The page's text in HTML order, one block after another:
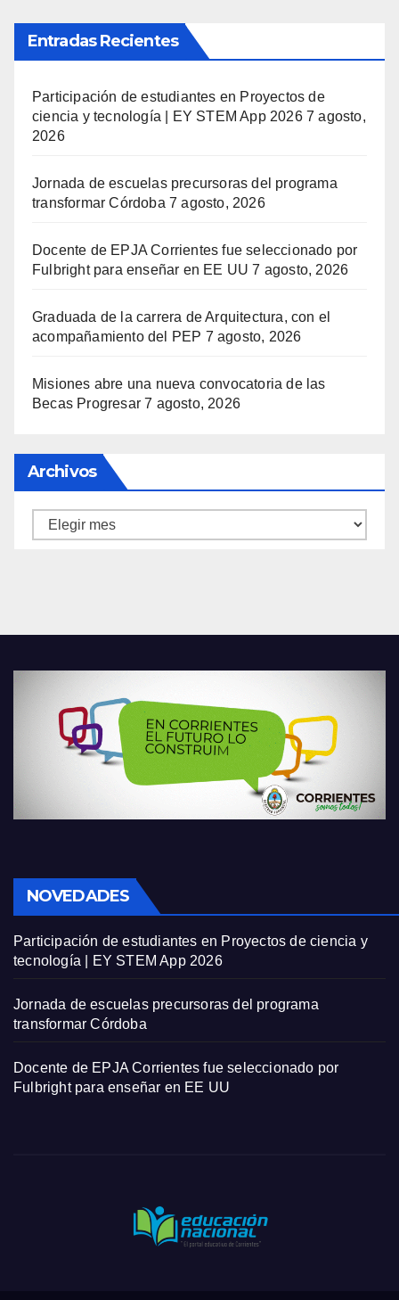
Entradas Recientes
Participación de estudiantes en Proyectos de
ciencia y tecnología | EY STEM App 2026 7 agosto,
2026
Jornada de escuelas precursoras del programa
transformar Córdoba 7 agosto, 2026
Docente de EPJA Corrientes fue seleccionado por
Fulbright para enseñar en EE UU 7 agosto, 2026
Graduada de la carrera de Arquitectura, con el
acompañamiento del PEP 7 agosto, 2026
Misiones abre una nueva convocatoria de las
Becas Progresar 7 agosto, 2026
Archivos
Archivos
NOVEDADES
Participación de estudiantes en Proyectos de ciencia y
tecnología | EY STEM App 2026
Jornada de escuelas precursoras del programa
transformar Córdoba
Docente de EPJA Corrientes fue seleccionado por
Fulbright para enseñar en EE UU